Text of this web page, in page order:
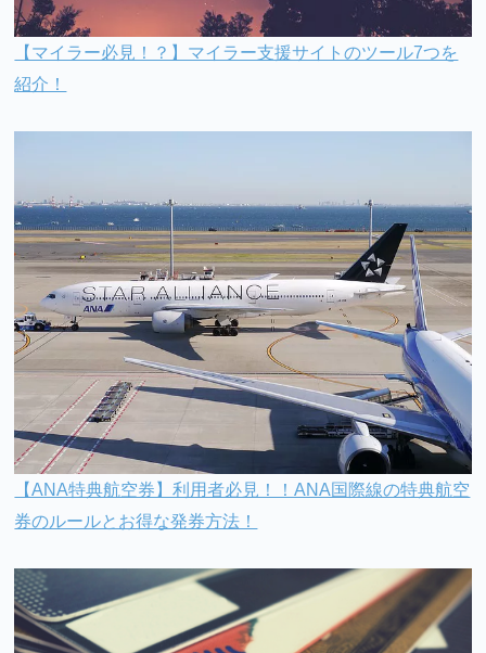
【マイラー必見！？】マイラー支援サイトのツール7つを
紹介！
【ANA特典航空券】利用者必見！！ANA国際線の特典航空
券のルールとお得な発券方法！